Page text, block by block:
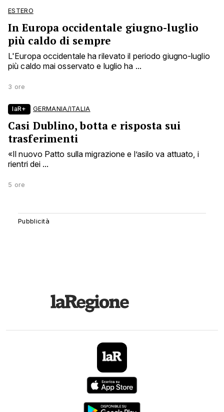
ESTERO
In Europa occidentale giugno-luglio
più caldo di sempre
L'Europa occidentale ha rilevato il periodo giugno-luglio
più caldo mai osservato e luglio ha ...
3 ore
laR+ GERMANIA/ITALIA
Casi Dublino, botta e risposta sui
trasferimenti
«Il nuovo Patto sulla migrazione e l’asilo va attuato, i
rientri dei ...
5 ore